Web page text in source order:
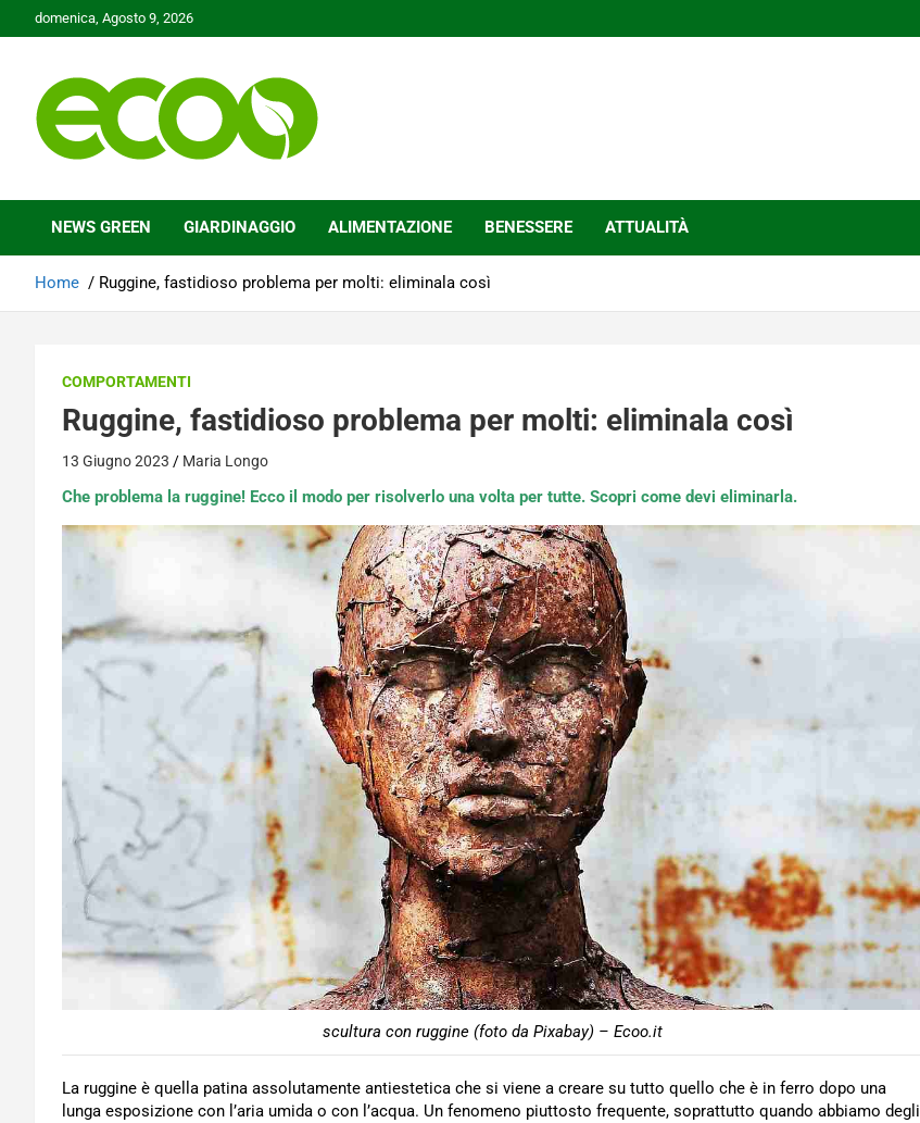
to
domenica, Agosto 9, 2026
Ecoo.it
NEWS GREEN GIARDINAGGIO ALIMENTAZIONE BENESSERE ATTUALITÀ
Home Ruggine, fastidioso problema per molti: eliminala così
COMPORTAMENTI
Ruggine, fastidioso problema per molti: eliminala così
13 Giugno 2023 Maria Longo
Che problema la ruggine! Ecco il modo per risolverlo una volta per tutte. Scopri come devi eliminarla.
scultura con ruggine (foto da Pixabay) – Ecoo.it
La ruggine è quella patina assolutamente antiestetica che si viene a creare su tutto quello che è in ferro dopo una
lunga esposizione con l’aria umida o con l’acqua. Un fenomeno piuttosto frequente, soprattutto quando abbiamo degli